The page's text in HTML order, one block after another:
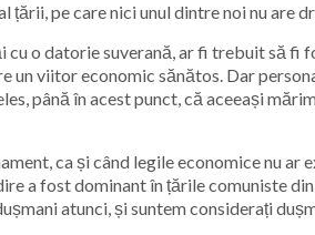
pe care nici unul dintre noi nu are
o datorie suverană, ar fi trebuit să fi
un viitor economic sănătos. Dar
până în acest punct, că aceeași
ca și când legile economice nu ar
a fost dominant în țările comuniste
atunci, și suntem considerați